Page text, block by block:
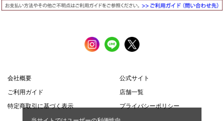
会社概要
公式サイト
ご利用ガイド
店舗一覧
特定商取引に基づく表示
プライバシーポリシー